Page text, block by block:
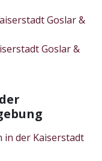
Goslar &
Goslar &
der Kaiserstadt